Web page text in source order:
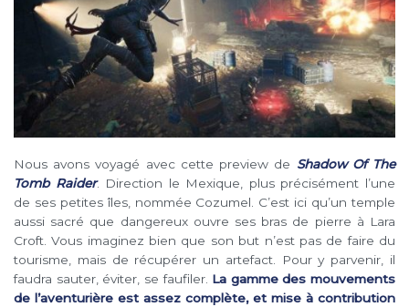
Nous avons voyagé avec cette preview de Shadow Of The
Tomb Raider. Direction le Mexique, plus précisément l’une
de ses petites îles, nommée Cozumel. C’est ici qu’un temple
aussi sacré que dangereux ouvre ses bras de pierre à Lara
Croft. Vous imaginez bien que son but n’est pas de faire du
tourisme, mais de récupérer un artefact. Pour y parvenir, il
faudra sauter, éviter, se faufiler. La gamme des mouvements
de l’aventurière est assez complète, et mise à contribution